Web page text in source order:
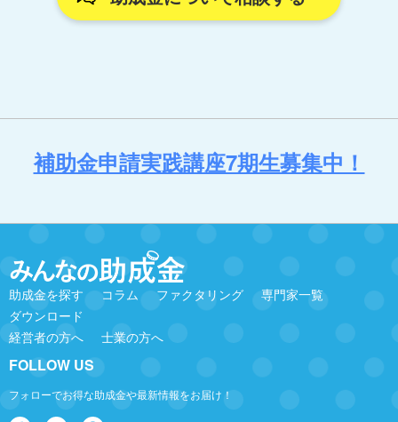
補助金申請実践講座7期生募集中！
助成金を探す コラム ファクタリング
専門家一覧
ダウンロード
経営者の方へ
士業の方へ
FOLLOW US
フォローでお得な助成金や最新情報をお届け！